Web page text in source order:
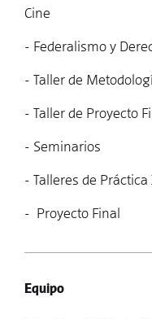
Cine
- Federalismo y
- Taller de
- Taller de Proyecto
- Seminarios
- Talleres de Práctica
- Proyecto Final
Equipo